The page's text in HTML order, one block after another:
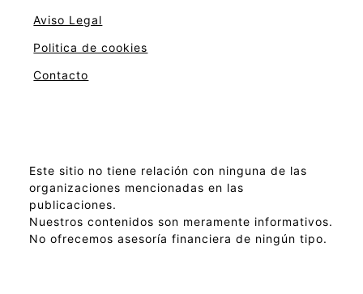
Aviso Legal
Politica de cookies
Contacto
Este sitio no tiene relación con ninguna de las
organizaciones mencionadas en las
publicaciones.
Nuestros contenidos son meramente informativos.
No ofrecemos asesoría financiera de ningún tipo.